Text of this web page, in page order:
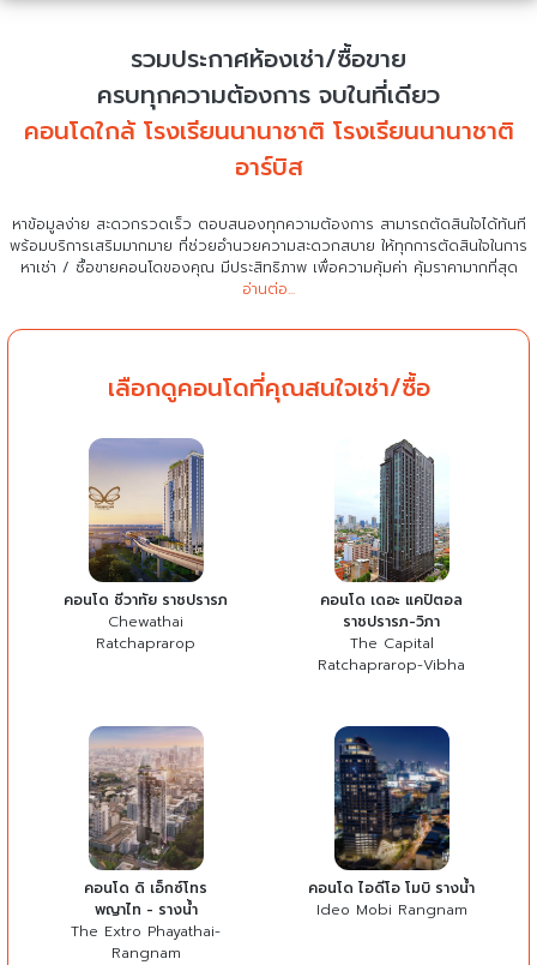
รวมประกาศห้องเช่า/ซื้อขาย
ครบทุกความต้องการ จบในที่เดียว
คอนโดใกล้ โรงเรียนนานาชาติ โรงเรียนนานาชาติ
อาร์บิส
หาข้อมูลง่าย สะดวกรวดเร็ว ตอบสนองทุกความต้องการ สามารถตัดสินใจได้ทันที
พร้อมบริการเสริมมากมาย ที่ช่วยอำนวยความสะดวกสบาย ให้ทุกการตัดสินใจในการ
หาเช่า / ซื้อขายคอนโดของคุณ มีประสิทธิภาพ เพื่อความคุ้มค่า คุ้มราคามากที่สุด
อ่านต่อ...
เลือกดูคอนโดที่คุณสนใจเช่า/ซื้อ
คอนโด ชีวาทัย ราชปรารภ
Chewathai
Ratchaprarop
คอนโด เดอะ แคปิตอล
ราชปรารภ-วิภา
The Capital
Ratchaprarop-Vibha
คอนโด ดิ เอ็กซ์โทร
พญาไท - รางน้ำ
The Extro Phayathai-
Rangnam
คอนโด ไอดีโอ โมบิ รางน้ำ
Ideo Mobi Rangnam